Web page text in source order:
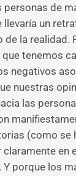
personas de
llevaría un
de la realidad.
tenemos
negativos
nuestras
las
(como se
en
Y porque los